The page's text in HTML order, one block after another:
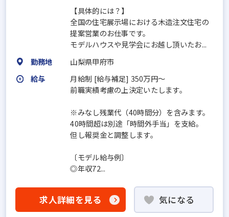
【具体的には？】
全国の住宅展示場における木造注文住宅の
提案営業のお仕事です。
モデルハウスや見学会にお越し頂いたお...
勤務地
山梨県甲府市
給与
月給制 [給与補足] 350万円～
前職実績考慮の上決定いたします。
※みなし残業代（40時間分）を含みます。
40時間超は別途「時間外手当」を支給。
但し報奨金と調整します。
〔モデル給与例〕
◎年収72...
求人詳細を見る 気になる